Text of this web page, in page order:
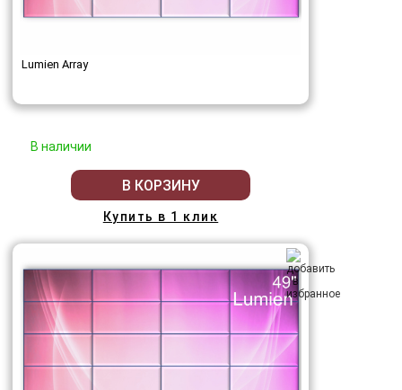
Lumien Array
В наличии
В КОРЗИНУ
Купить в 1 клик